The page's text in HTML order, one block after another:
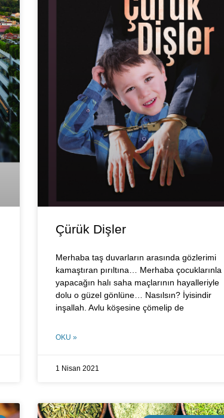
Çürük Dişler
Merhaba taş duvarların arasında gözlerimi
kamaştıran pırıltına… Merhaba çocuklarınla
yapacağın halı saha maçlarının hayalleriyle
dolu o güzel gönlüne… Nasılsın? İyisindir
inşallah. Avlu köşesine çömelip de
OKU »
1 Nisan 2021